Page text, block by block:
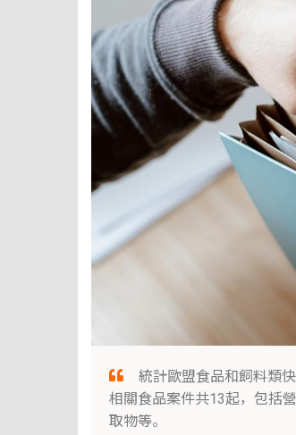
統計歐盟食品和飼料類
相關食品案件共13起，包括
取物等。